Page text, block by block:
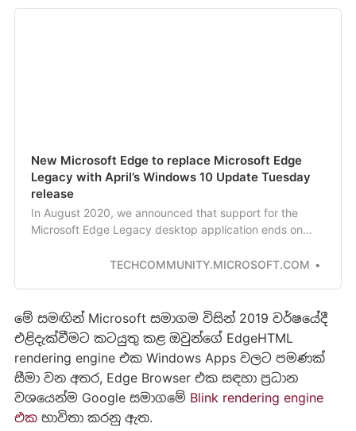
New Microsoft Edge to replace Microsoft Edge
Legacy with April’s Windows 10 Update Tuesday
release
In August 2020, we announced that support for the
Microsoft Edge Legacy desktop application ends on
will no longer receive security updates. To replace this
TECHCOMMUNITY.MICROSOFT.COM
මේ සමඟින් Microsoft සමාගම විසින් 2019 වර්ෂයේදී
එළිදැක්වීමට කටයුතු කළ ඔවුන්ගේ EdgeHTML
rendering engine එක Windows Apps වලට පමණක්
සීමා වන අතර, Edge Browser එක සඳහා ප්‍රධාන
වශයෙන්ම Google සමාගමේ Blink rendering engine
එකභාවිතා කරනු ඇත.